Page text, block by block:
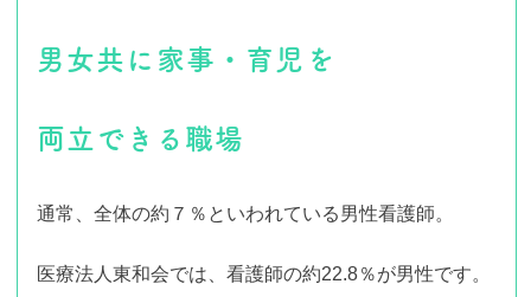
男女共に家事・育児を
両立できる職場
通常、全体の約７％といわれている男性看護師。
医療法人東和会では、看護師の約22.8％が男性です。